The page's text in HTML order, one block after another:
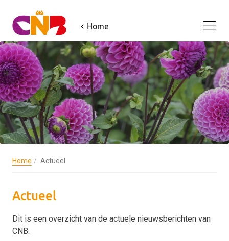
Home
Home Actueel
Actueel
Dit is een overzicht van de actuele nieuwsberichten van
CNB.